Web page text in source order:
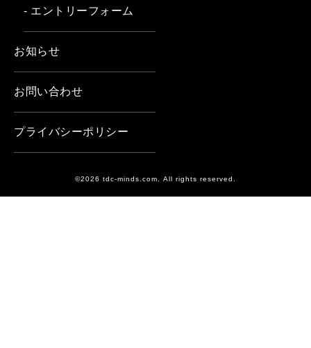
- エントリーフォーム
お知らせ
お問い合わせ
プライバシーポリシー
©2026 tdc-minds.com. All rights reserved.